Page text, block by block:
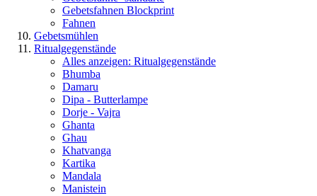
Gebetsfahnen Blockprint
Fahnen
Gebetsmühlen
Ritualgegenstände
Alles anzeigen: Ritualgegenstände
Bhumba
Damaru
Dipa - Butterlampe
Dorje - Vajra
Ghanta
Ghau
Khatvanga
Kartika
Mandala
Manistein